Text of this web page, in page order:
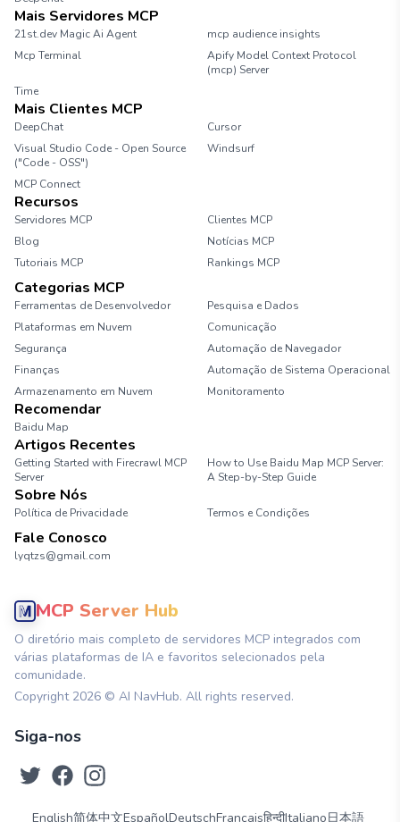
Mais Servidores MCP
21st.dev Magic Ai Agent
mcp audience insights
Mcp Terminal
Apify Model Context Protocol
(mcp) Server
Time
Mais Clientes MCP
DeepChat
Cursor
Visual Studio Code - Open Source
("Code - OSS")
Windsurf
MCP Connect
Recursos
Servidores MCP
Clientes MCP
Blog
Notícias MCP
Tutoriais MCP
Rankings MCP
Categorias MCP
Ferramentas de Desenvolvedor
Pesquisa e Dados
Plataformas em Nuvem
Comunicação
Segurança
Automação de Navegador
Finanças
Automação de Sistema Operacional
Armazenamento em Nuvem
Monitoramento
Recomendar
Baidu Map
Artigos Recentes
Getting Started with Firecrawl MCP
Server
How to Use Baidu Map MCP Server:
A Step-by-Step Guide
Sobre Nós
Política de Privacidade Termos e Condições
Fale Conosco
lyqtzs@gmail.com
MCP Server Hub
O diretório mais completo de servidores MCP integrados com
várias plataformas de IA e favoritos selecionados pela
comunidade.
Copyright 2026 © AI NavHub. All rights reserved.
Siga-nos
English简体中文EspañolDeutschFrançaisहिन्दीItaliano日本語